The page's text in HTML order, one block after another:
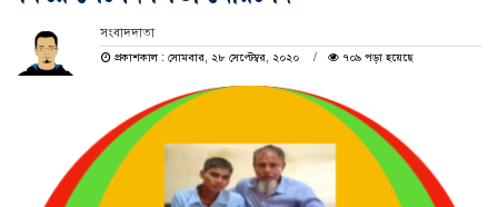
সংবাদদাতা
প্রকাশকাল : সোমবার, ২৮ সেপ্টেম্বর, ২০২০
৭০৯ পড়া হয়েছে